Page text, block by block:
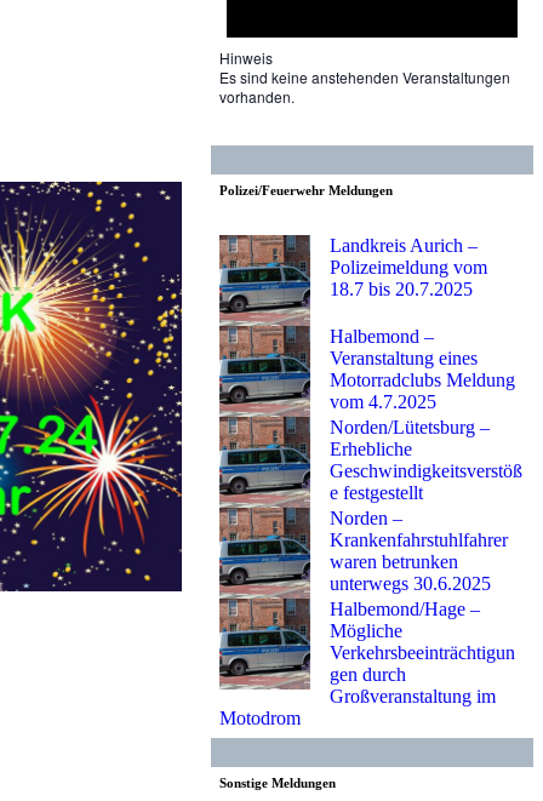
Hinweis
Es sind keine anstehenden Veranstaltungen
vorhanden.
Polizei/Feuerwehr Meldungen
Landkreis Aurich –
Polizeimeldung vom
18.7 bis 20.7.2025
Halbemond –
Veranstaltung eines
Motorradclubs Meldung
vom 4.7.2025
Norden/Lütetsburg –
Erhebliche
Geschwindigkeitsverstöß
e festgestellt
Norden –
Krankenfahrstuhlfahrer
waren betrunken
unterwegs 30.6.2025
Halbemond/Hage –
Mögliche
Verkehrsbeeinträchtigun
gen durch
Großveranstaltung im
Motodrom
Sonstige Meldungen